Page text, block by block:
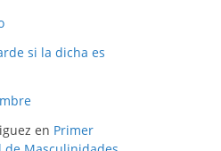
si la dicha es
en Primer